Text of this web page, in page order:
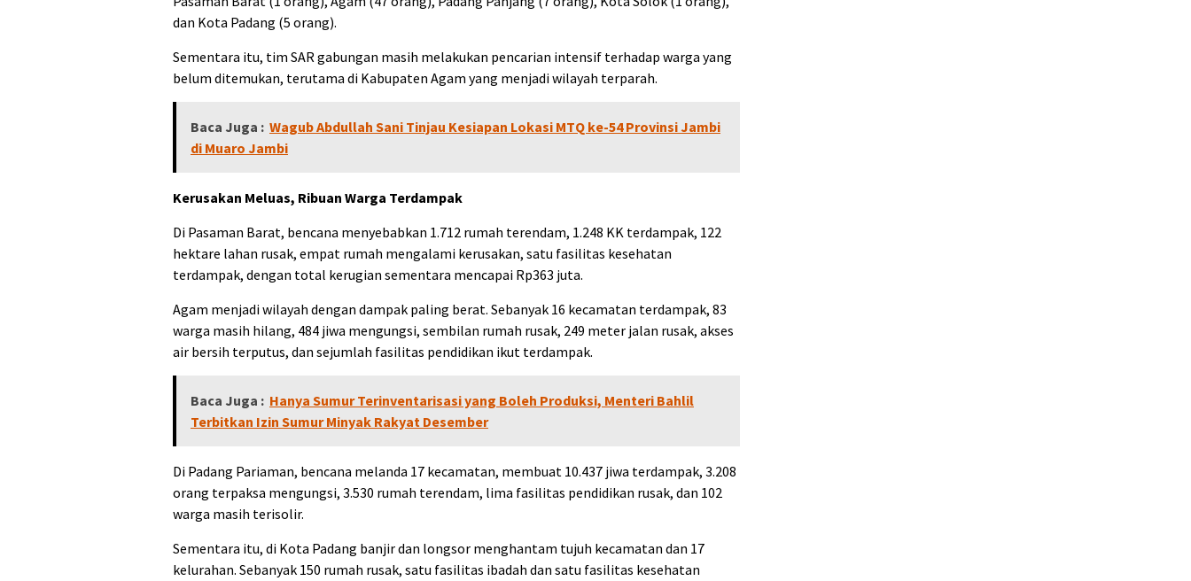
dan Kota Padang (5 orang).
Sementara itu, tim SAR gabungan masih melakukan pencarian intensif terhadap warga yang
belum ditemukan, terutama di Kabupaten Agam yang menjadi wilayah terparah.
Baca Juga : Wagub Abdullah Sani Tinjau Kesiapan Lokasi MTQ ke-54 Provinsi Jambi
di Muaro Jambi
Kerusakan Meluas, Ribuan Warga Terdampak
Di Pasaman Barat, bencana menyebabkan 1.712 rumah terendam, 1.248 KK terdampak, 122
hektare lahan rusak, empat rumah mengalami kerusakan, satu fasilitas kesehatan
terdampak, dengan total kerugian sementara mencapai Rp363 juta.
Agam menjadi wilayah dengan dampak paling berat. Sebanyak 16 kecamatan terdampak, 83
warga masih hilang, 484 jiwa mengungsi, sembilan rumah rusak, 249 meter jalan rusak, akses
air bersih terputus, dan sejumlah fasilitas pendidikan ikut terdampak.
Baca Juga : Hanya Sumur Terinventarisasi yang Boleh Produksi, Menteri Bahlil
Terbitkan Izin Sumur Minyak Rakyat Desember
Di Padang Pariaman, bencana melanda 17 kecamatan, membuat 10.437 jiwa terdampak, 3.208
orang terpaksa mengungsi, 3.530 rumah terendam, lima fasilitas pendidikan rusak, dan 102
warga masih terisolir.
Sementara itu, di Kota Padang banjir dan longsor menghantam tujuh kecamatan dan 17
kelurahan. Sebanyak 150 rumah rusak, satu fasilitas ibadah dan satu fasilitas kesehatan